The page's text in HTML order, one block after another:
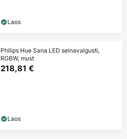
Laos
Philips Hue Sana LED seinavalgusti,
RGBW, must
218,81 €
Laos